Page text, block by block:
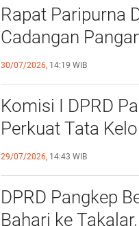
Rapat Paripurna
Cadangan
dengan Sejumlah
30/07/2026, 14:19 WIB
Komisi I DPRD
Perkuat Tata
Olahraga
29/07/2026, 14:43 WIB
DPRD Pangkep
Bahari ke